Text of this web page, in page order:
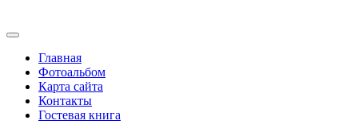
Главная
Фотоальбом
Карта сайта
Контакты
Гостевая книга